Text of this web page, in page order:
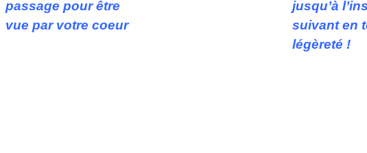
passage pour être
vue par votre coeur
jusqu’à
suivant en
légèreté !